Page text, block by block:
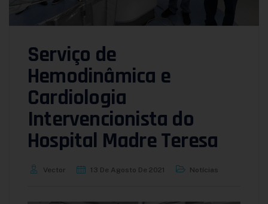
Serviço de
Hemodinâmica e
Cardiologia
Intervencionista do
Hospital Madre Teresa
Vector 13 De Agosto De 2021 Notícias